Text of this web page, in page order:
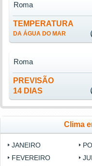
TEMPERATURA
DA ÁGUA DO MAR
Roma
PREVISÃO
14 DIAS
Roma
Clima
JANEIRO
FEVEREIRO